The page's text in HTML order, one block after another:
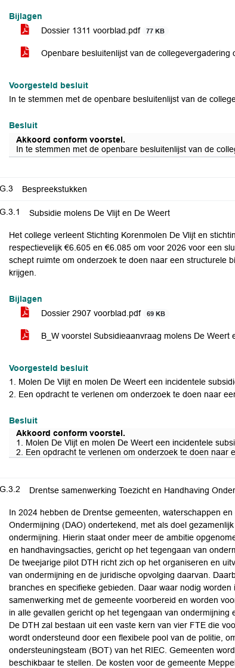
Bijlagen
Dossier 1311 voorblad.pdf
77 KB
Openbare besluitenlijst van de collegevergadering
Voorgesteld besluit
In te stemmen met de openbare besluitenlijst van de
Besluit
Akkoord conform voorstel.
In te stemmen met de openbare besluitenlijst van de
Bespreekstukken
Subsidie molens De Vlijt en De Weert
Het college verleent Stichting Korenmolen De Vlijt en
respectievelijk €6.605 en €6.085 om voor 2026 voor een
schept ruimte om onderzoek te doen naar een structurele
krijgen.
Bijlagen
Dossier 2907 voorblad.pdf
69 KB
B_W voorstel Subsidieaanvraag molens De Weert
Voorgesteld besluit
1. Molen De Vlijt en molen De Weert een incidentele
2. Een opdracht te verlenen om onderzoek te doen naar
Besluit
Akkoord conform voorstel.
1. Molen De Vlijt en molen De Weert een incidentele
2. Een opdracht te verlenen om onderzoek te doen naar
Drentse samenwerking Toezicht en Handhaving
In 2024 hebben de Drentse gemeenten, waterschappen
Ondermijning (DAO) ondertekend, met als doel
ondermijning. Hierin staat onder meer de ambitie
en handhavingsacties, gericht op het tegengaan van
De tweejarige pilot DTH richt zich op het organiseren en
van ondermijning en de juridische opvolging daarvan.
branches en specifieke gebieden. Daar waar nodig
samenwerking met de gemeente voorbereid en worden
in alle gevallen gericht op het tegengaan van ondermijning
De DTH zal bestaan uit een vaste kern van vier FTE die
wordt ondersteund door een flexibele pool van de politie,
ondersteuningsteam (BOT) van het RIEC. Gemeenten
beschikbaar te stellen. De kosten voor de gemeente